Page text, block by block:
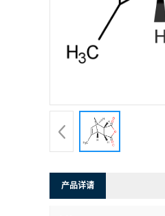
产品详请